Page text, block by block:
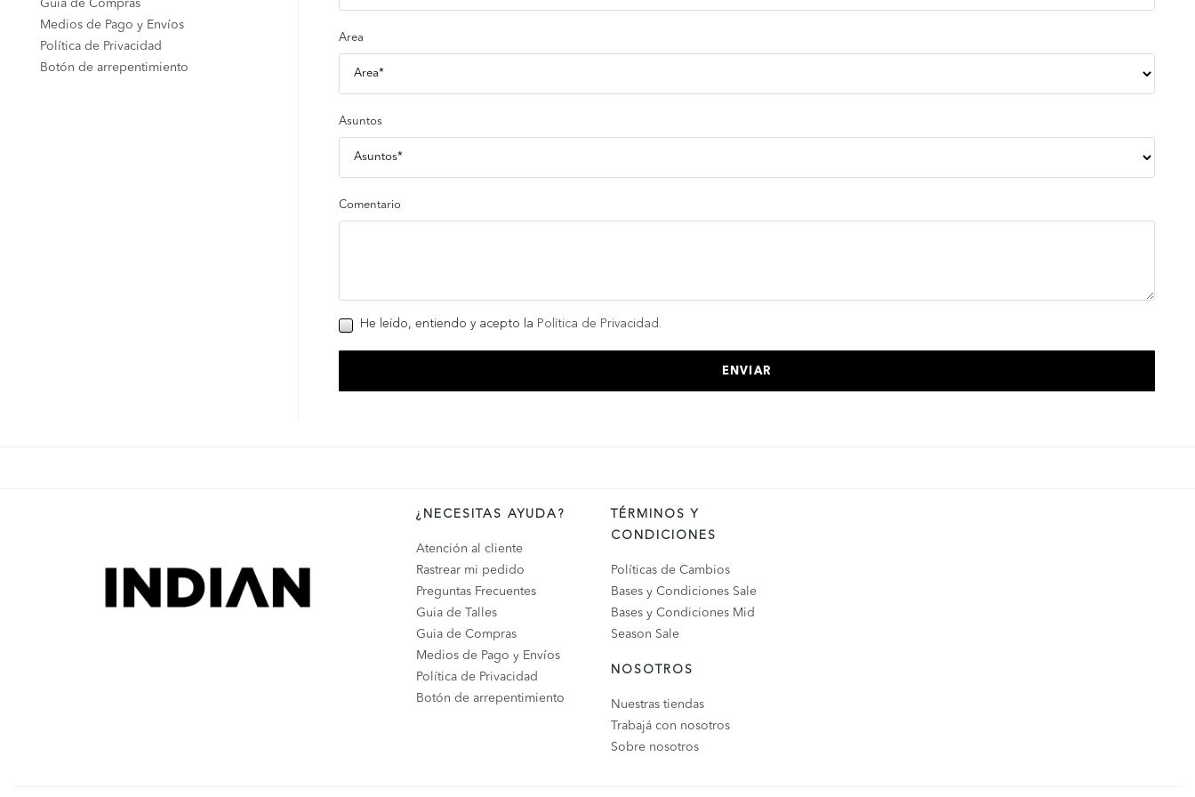
Guia de Compras
Medios de Pago y Envíos
Política de Privacidad
Botón de arrepentimiento
Area
Asuntos
Comentario
He leído, entiendo y acepto la Política de Privacidad.
ENVIAR
¿NECESITAS AYUDA?
Atención al cliente
Rastrear mi pedido
Preguntas Frecuentes
Guia de Talles
Guia de Compras
Medios de Pago y Envíos
Política de Privacidad
Botón de arrepentimiento
TÉRMINOS Y
CONDICIONES
Políticas de Cambios
Bases y Condiciones Sale
Bases y Condiciones Mid
Season Sale
NOSOTROS
Nuestras tiendas
Trabajá con nosotros
Sobre nosotros